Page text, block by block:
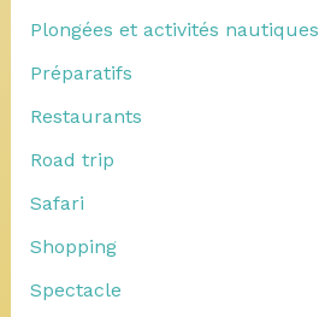
Plongées et activités nautiques
Préparatifs
Restaurants
Road trip
Safari
Shopping
Spectacle